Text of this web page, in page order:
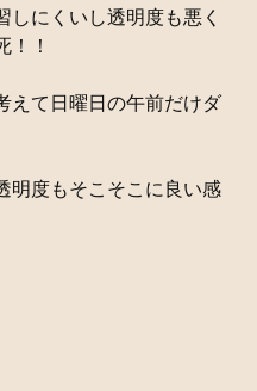
しにくいし透明度も悪く
！！
えて日曜日の午前だけダ
明度もそこそこに良い感